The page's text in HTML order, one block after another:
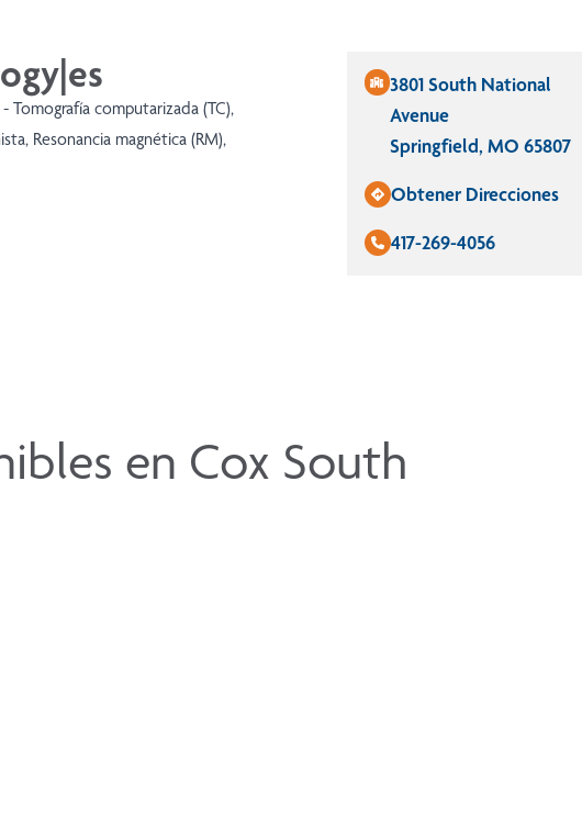
Tomografía computarizada (TC),
Resonancia magnética (RM),
3801 South National
Avenue
Springfield, MO 65807
Obtener Direcciones
417-269-4056
en Cox South